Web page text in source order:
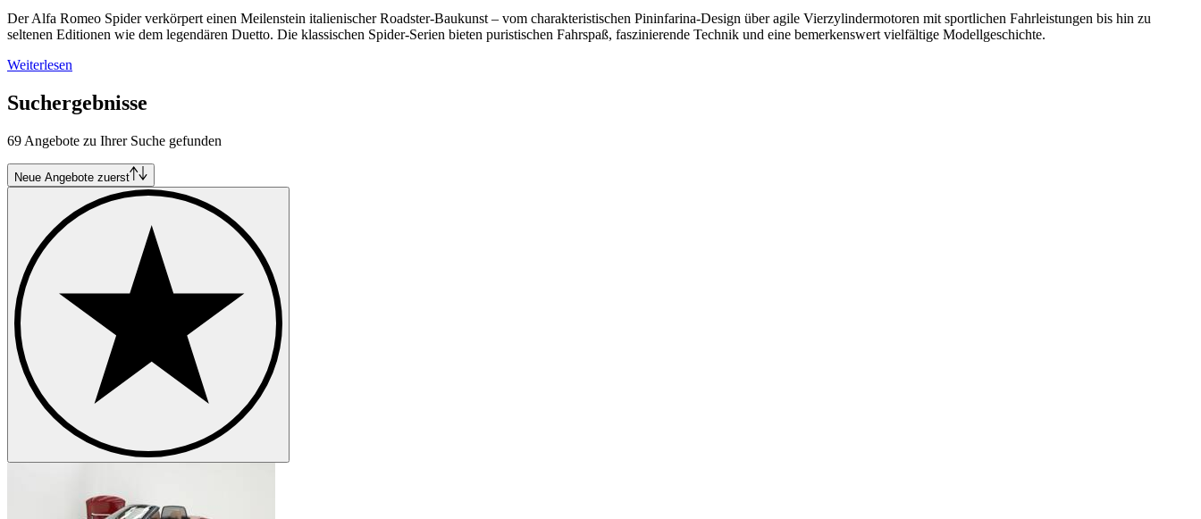
Der Alfa Romeo Spider verkörpert einen Meilenstein italienischer Roadster-Baukunst – vom charakteristischen Pininfarina-Design über agile Vierzylindermotoren mit sportlichen Fahrleistungen bis hin zu
seltenen Editionen wie dem legendären Duetto. Die klassischen Spider-Serien bieten puristischen Fahrspaß, faszinierende Technik und eine bemerkenswert vielfältige Modellgeschichte.
Weiterlesen
Suchergebnisse
69 Angebote zu Ihrer Suche gefunden
Neue Angebote zuerst